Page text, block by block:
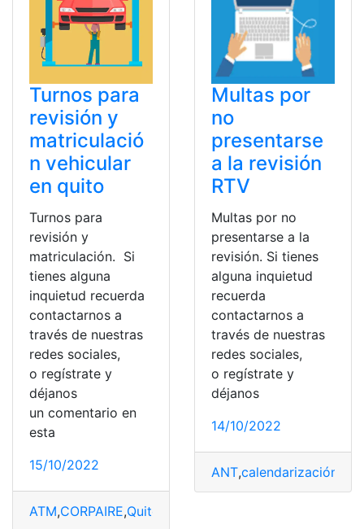
Turnos para
revisión y
matriculació
n vehicular
en quito
Turnos para
revisión y
matriculación. Si
tienes alguna
inquietud recuerda
contactarnos a
través de nuestras
redes sociales,
o regístrate y
déjanos
un comentario en
esta
15/10/2022
ATM,CORPAIRE,Quito
Multas por
no
presentarse
a la revisión
RTV
Multas por no
presentarse a la
revisión. Si tienes
alguna inquietud
recuerda
contactarnos a
través de nuestras
redes sociales,
o regístrate y
déjanos
14/10/2022
ANT,calendarización